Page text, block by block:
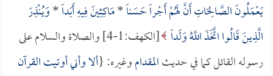
يَعْمَلُونَ الصَّالِحَاتِ أَنَّ لَهُمْ أَجْراً حَسَناً*مَاكِثِينَ فِيهِ أَبَداً*وَيُنْذِرَ
الَّذِينَ قَالُوا اتَّخَذَ اللَّهُ وَلَداً
[الكهف:1-4] والصلاة والسلام على
رسوله القائل كما في حديثالمقداموغيره: {ألا وأني أوتيت القرآن